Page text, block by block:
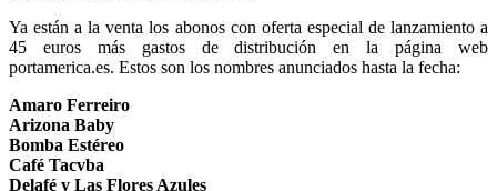
Ya están a la venta los abonos con oferta especial de lanzamiento a
45 euros más gastos de distribución en la página web
portamerica.es. Estos son los nombres anunciados hasta la fecha:
Amaro Ferreiro
Arizona Baby
Bomba Estéreo
Café Tacvba
Delafé y Las Flores Azules